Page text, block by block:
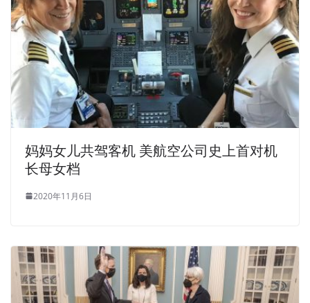
妈妈女儿共驾客机 美航空公司史上首对机
长母女档
2020年11月6日